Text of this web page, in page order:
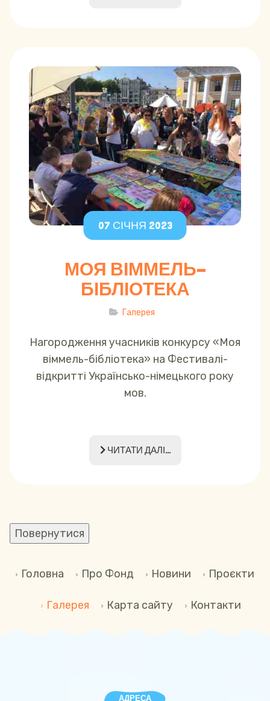
07 СІЧНЯ 2023
МОЯ ВІММЕЛЬ-
БІБЛІОТЕКА
Галерея
Нагородження учасників конкурсу «Моя
віммель-бібліотека» на Фестивалі-
відкритті Українсько-німецького року
мов.
ЧИТАТИ ДАЛІ...
Головна Про Фонд Новини Проєкти
Галерея Карта сайту Контакти
АДРЕСА